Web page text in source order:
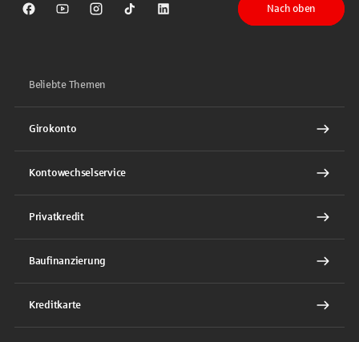
Sparkasse auf Facebook
Sparkasse auf Youtube
Sparkasse auf Instagram
Sparkasse auf TikTok
Sparkasse auf LinkedIn
Nach oben
Beliebte Themen
Girokonto
Kontowechselservice
Privatkredit
Baufinanzierung
Kreditkarte